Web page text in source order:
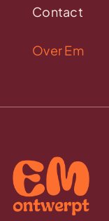
Contact
Over Em